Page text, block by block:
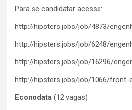
Para se candidatar acesse:
http://hipsters.jobs/job/4873/
http://hipsters.jobs/job/6248/
http://hipsters.jobs/job/16296/
http://hipsters.jobs/job/1066/front-
Econodata (12 vagas)